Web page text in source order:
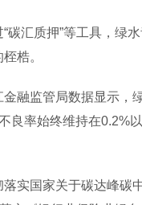
汇质押”等工具，绿
梏。
监管局数据显示，
良率始终维持在0.2%
国家关于碳达峰碳